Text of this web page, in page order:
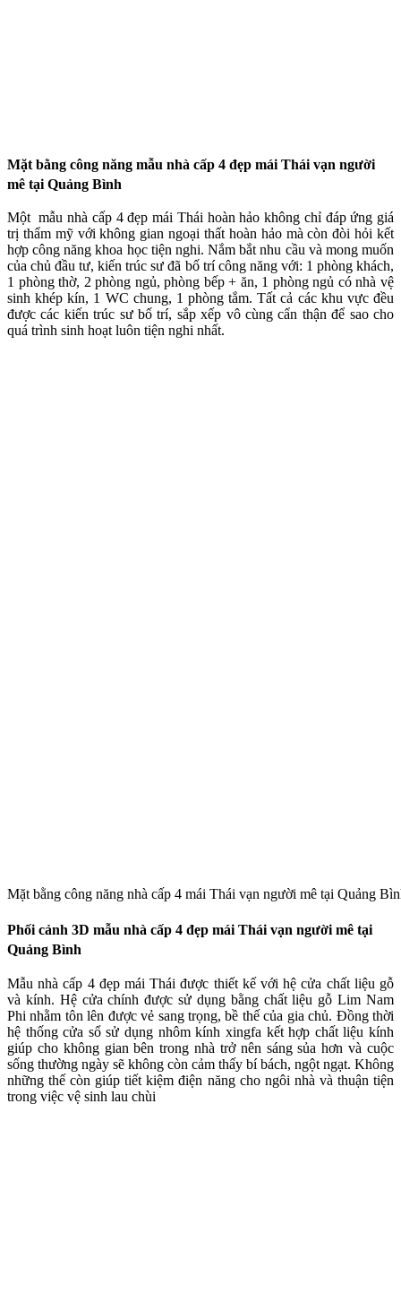
Mặt bằng công năng mẫu nhà cấp 4 đẹp mái Thái vạn người
mê tại Quảng Bình
Một mẫu nhà cấp 4 đẹp mái Thái hoàn hảo không chỉ đáp ứng giá
trị thẩm mỹ với không gian ngoại thất hoàn hảo mà còn đòi hỏi kết
hợp công năng khoa học tiện nghi. Nắm bắt nhu cầu và mong muốn
của chủ đầu tư, kiến trúc sư đã bố trí công năng với: 1 phòng khách,
1 phòng thờ, 2 phòng ngủ, phòng bếp + ăn, 1 phòng ngủ có nhà vệ
sinh khép kín, 1 WC chung, 1 phòng tắm. Tất cả các khu vực đều
được các kiến trúc sư bố trí, sắp xếp vô cùng cẩn thận để sao cho
quá trình sinh hoạt luôn tiện nghi nhất.
Mặt bằng công năng nhà cấp 4 mái Thái vạn người mê tại Quảng
Phối cảnh 3D mẫu nhà cấp 4 đẹp mái Thái vạn người mê tại
Quảng Bình
Mẫu nhà cấp 4 đẹp mái Thái được thiết kế với hệ cửa chất liệu gỗ
và kính. Hệ cửa chính được sử dụng bằng chất liệu gỗ Lim Nam
Phi nhằm tôn lên được vẻ sang trọng, bề thế của gia chủ. Đồng thời
hệ thống cửa sổ sử dụng nhôm kính xingfa kết hợp chất liệu kính
giúp cho không gian bên trong nhà trở nên sáng sủa hơn và cuộc
sống thường ngày sẽ không còn cảm thấy bí bách, ngột ngạt. Không
những thế còn giúp tiết kiệm điện năng cho ngôi nhà và thuận tiện
trong việc vệ sinh lau chùi